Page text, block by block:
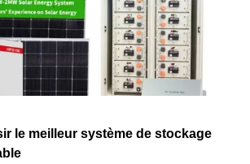
le meilleur système de stockage